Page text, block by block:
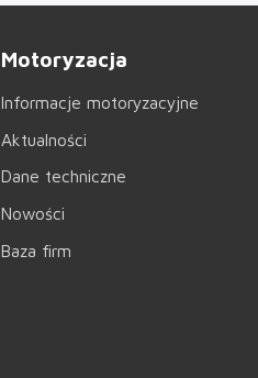
Motoryzacja
Informacje motoryzacyjne
Aktualności
Dane techniczne
Nowości
Baza firm